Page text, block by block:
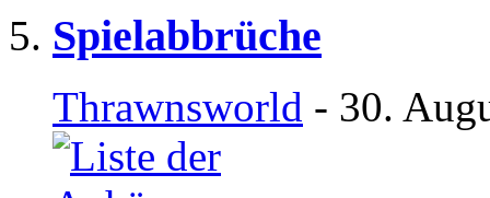
Spielabbrüche
Thrawnsworld - 30.